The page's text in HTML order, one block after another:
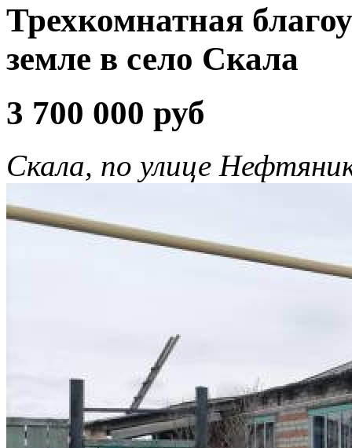
Трехкомнатная
земле в село Скала
3 700 000 руб
Скала, по улице